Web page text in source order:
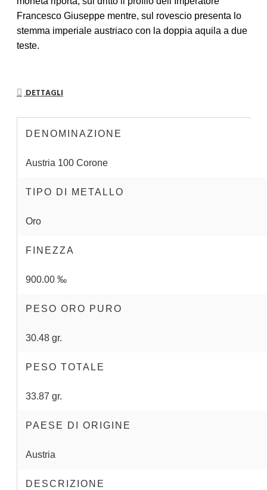
Francesco Giuseppe mentre, sul rovescio presenta lo
stemma imperiale austriaco con la doppia aquila a due
teste.
DETTAGLI
DENOMINAZIONE
Austria 100 Corone
TIPO DI METALLO
Oro
FINEZZA
900.00 ‰
PESO ORO PURO
30.48 gr.
PESO TOTALE
33.87 gr.
PAESE DI ORIGINE
Austria
DESCRIZIONE